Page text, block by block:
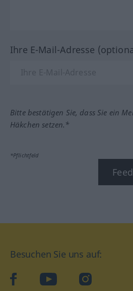
Ihre E-Mail-Adresse
Bitte bestätigen Sie, dass Sie ein
Häkchen setzen.*
*Pflichtfeld
Besuchen Sie uns auf:
facebookYouTube Instagram